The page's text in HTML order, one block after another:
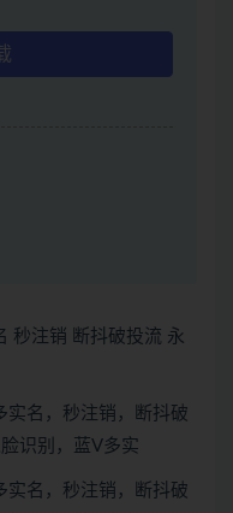
秒注销 断抖破投流 永
名，秒注销，断抖破
识别，蓝V多实
名，秒注销，断抖破